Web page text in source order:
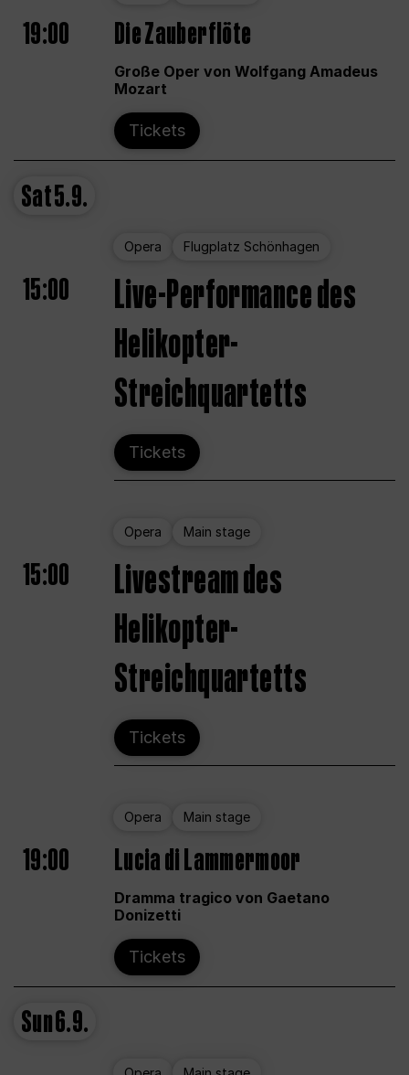
19:00 Die Zauberflöte
Große Oper von Wolfgang Amadeus
Mozart
Tickets
Sat5.9.
Opera Flugplatz Schönhagen
15:00
Live-Performance des
Helikopter-
Streichquartetts
Tickets
Opera Main stage
15:00
Livestream des
Helikopter-
Streichquartetts
Tickets
Opera Main stage
19:00 Lucia di Lammermoor
Dramma tragico von Gaetano
Donizetti
Tickets
Sun6.9.